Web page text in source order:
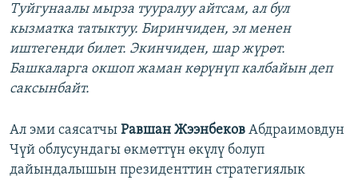
Туйгунаалы мырза тууралуу айтсам, ал бул
кызматка татыктуу. Биринчиден, эл менен
иштегенди билет. Экинчиден, шар жүрөт.
Башкаларга окшоп жаман көрүнүп калбайын деп
саксынбайт.
Ал эми саясатчы Равшан Жээнбеков Абдраимовдун
Чүй облусундагы өкмөттүн өкүлү болуп
дайындалышын президенттин стратегиялык